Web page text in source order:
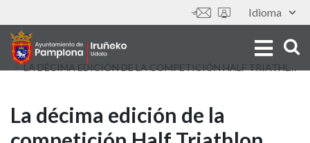
au
contenu
principal
Idioma
Outils
La
La décima edición de la